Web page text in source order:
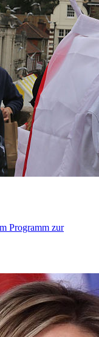
Programm zur